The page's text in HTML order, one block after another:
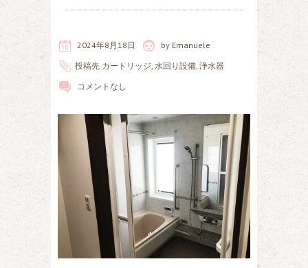
2024年8月18日 by Emanuele
投稿先 カートリッジ, 水回り設備, 浄水器
コメントなし